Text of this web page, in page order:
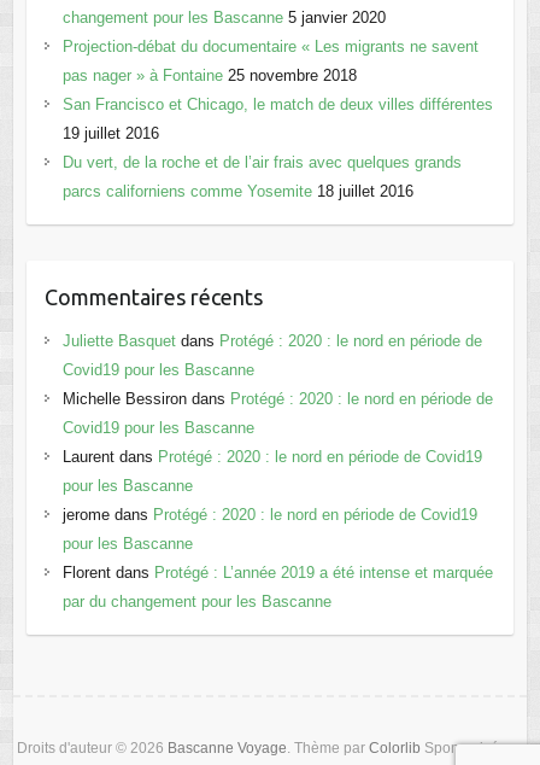
changement pour les Bascanne 5 janvier 2020
Projection-débat du documentaire « Les migrants ne savent
pas nager » à Fontaine 25 novembre 2018
San Francisco et Chicago, le match de deux villes différentes
19 juillet 2016
Du vert, de la roche et de l’air frais avec quelques grands
parcs californiens comme Yosemite 18 juillet 2016
Commentaires récents
Juliette Basquetdans Protégé : 2020 : le nord en période de
Covid19 pour les Bascanne
Michelle Bessirondans Protégé : 2020 : le nord en période de
Covid19 pour les Bascanne
Laurentdans Protégé : 2020 : le nord en période de Covid19
pour les Bascanne
jeromedans Protégé : 2020 : le nord en période de Covid19
pour les Bascanne
Florentdans Protégé : L’année 2019 a été intense et marquée
par du changement pour les Bascanne
Droits d'auteur © 2026 Bascanne Voyage . Thème par Colorlib Sponsorisé par